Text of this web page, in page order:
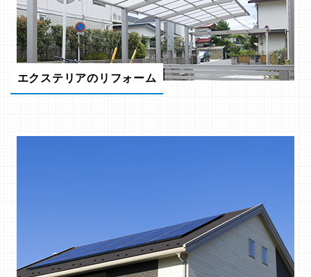
エクステリアのリフォーム